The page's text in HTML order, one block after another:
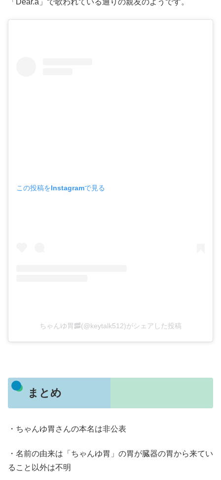
この投稿をInstagramで見る
ちゃんゆ胃🥓(@keytalk512)がシェアした投稿
まとめ
・ちゃんゆ胃さんの本名は非公表
・名前の由来は「ちゃんゆ胃」の胃が臓器の胃から来てい
ること以外は不明